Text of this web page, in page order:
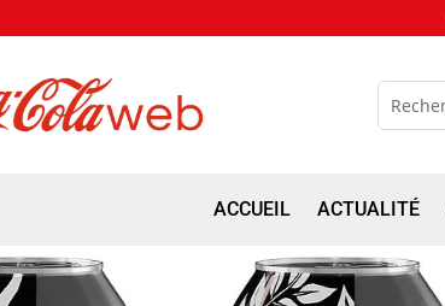
ACCUEIL ACTUALITÉ